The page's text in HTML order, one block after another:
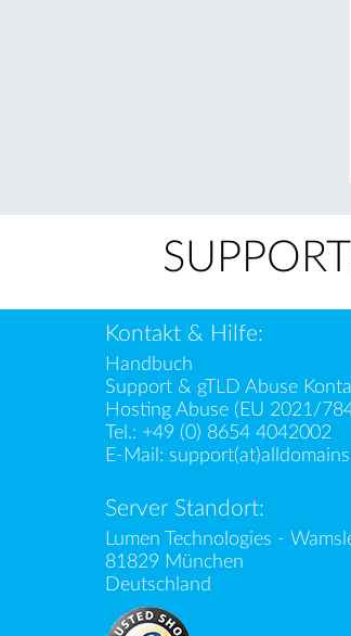
Kontakt & Hilfe:
Handbuch
Support & gTLD Abuse
Hosting Abuse (EU 2021/
Tel.: +49 (0) 8654 4042002
E-Mail:
Server Standort:
Lumen Technologies -
81829 München
Deutschland